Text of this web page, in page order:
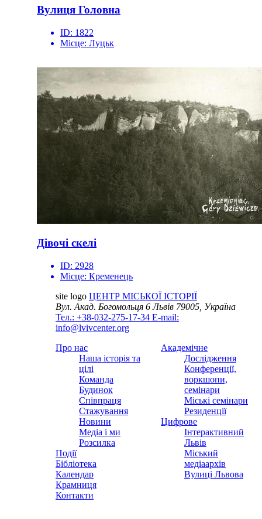
Вулиця Головна
ID: 1822
Місце: Луцьк
Дівочі скелі
ID: 2928
Місце: Кременець
site logo ЦЕНТР МІСЬКОЇ ІСТОРІЇ
Вул. Акад. Богомольця 6Львів 79005, Україна
Тел.: +38-032-275-17-34 E-mail:
info@lvivcenter.org
Про нас
Наша історія та
цілі
Команда
Будинок
Співпраця
Стажування
Новини
Медіа і ми
Розсилка
Події
Бібліотека
Календар
Крамниця
Контакти
Академічне
Дослідження
Конференції,
воркшопи,
семінари
Міські семінари
Резиденції
Цифрове
Інтерактивний
Львів
Міський
медіаархів
Вулиці Львова